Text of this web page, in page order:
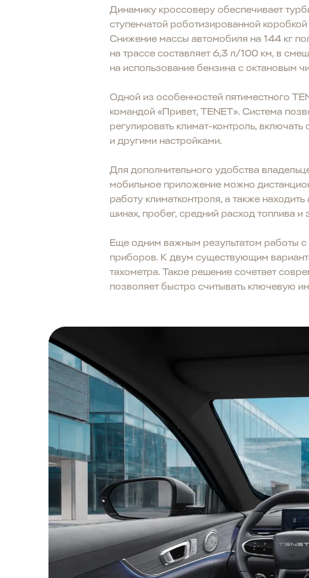
Динамику кроссоверу обеспечивает
ступенчатой роботизированной
Снижение массы автомобиля на 144 кг
на трассе составляет 6,3 л/100 км, в
на использование бензина с октановым
Одной из особенностей пятиместного
командой «Привет, TENET». Система
регулировать климат-контроль,
и другими настройками.
Для дополнительного удобства
мобильное приложение можно
работу климатконтроля, а также
шинах, пробег, средний расход топлива и
Еще одним важным результатом работы
приборов. К двум существующим
тахометра. Такое решение сочетает
позволяет быстро считывать ключевую